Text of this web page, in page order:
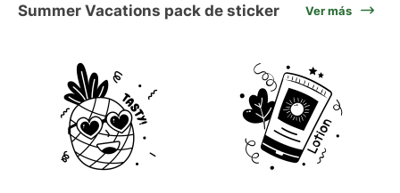
Summer Vacations pack de sticker Ver más